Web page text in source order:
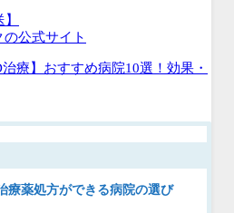
公式サイト
治療】おすすめ病院10選！効果・
療薬処方ができる病院の選び